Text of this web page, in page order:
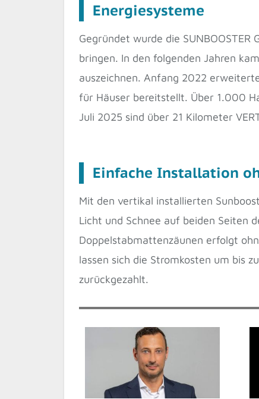
Energiesysteme
Gegründet wurde die
bringen. In den folgenden Jahren
auszeichnen. Anfang 2022
für Häuser bereitstellt. Über 1.000
Juli 2025 sind über 21 Kilometer
Einfache Installation
Mit den vertikal installierten
Licht und Schnee auf beiden Seiten
Doppelstabmattenzäunen erfolgt
lassen sich die Stromkosten um bis
zurückgezahlt.